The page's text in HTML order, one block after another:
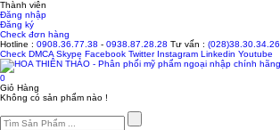
Thành viên
Đăng nhập
Đăng ký
Check đơn hàng
Hotline : 0908.36.77.38 - 0938.87.28.28 Tư vấn : (028)38.30.34.26
Check DMCA Skype Facebook Twitter Instagram Linkedin Youtube
0
Giỏ Hàng
Không có sản phẩm nào !